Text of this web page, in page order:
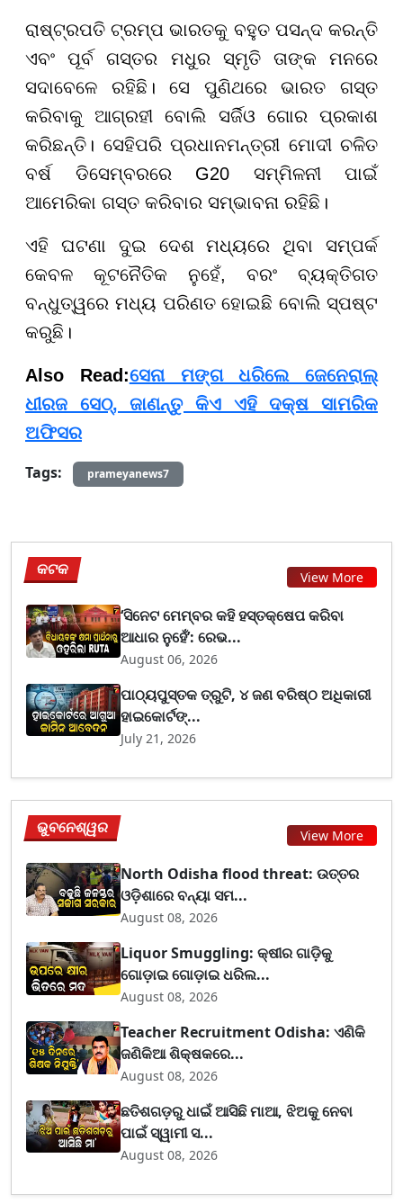
ରାଷ୍ଟ୍ରପତି ଟ୍ରମ୍ପ ଭାରତକୁ ବହୁତ ପସନ୍ଦ କରନ୍ତି
ଏବଂ ପୂର୍ବ ଗସ୍ତର ମଧୁର ସ୍ମୃତି ତାଙ୍କ ମନରେ
ସଦାବେଳେ ରହିଛି। ସେ ପୁଣିଥରେ ଭାରତ ଗସ୍ତ
କରିବାକୁ ଆଗ୍ରହୀ ବୋଲି ସର୍ଜିଓ ଗୋର ପ୍ରକାଶ
କରିଛନ୍ତି। ସେହିପରି ପ୍ରଧାନମନ୍ତ୍ରୀ ମୋଦୀ ଚଳିତ
ବର୍ଷ ଡିସେମ୍ବରରେ G20 ସମ୍ମିଳନୀ ପାଇଁ
ଆମେରିକା ଗସ୍ତ କରିବାର ସମ୍ଭାବନା ରହିଛି।
ଏହି ଘଟଣା ଦୁଇ ଦେଶ ମଧ୍ୟରେ ଥିବା ସମ୍ପର୍କ
କେବଳ କୂଟନୈତିକ ନୁହେଁ, ବରଂ ବ୍ୟକ୍ତିଗତ
ବନ୍ଧୁତ୍ୱରେ ମଧ୍ୟ ପରିଣତ ହୋଇଛି ବୋଲି ସ୍ପଷ୍ଟ
କରୁଛି।
Also Read:ସେନା ମଙ୍ଗ ଧରିଲେ ଜେନେରାଲ୍
ଧୀରଜ ସେଠ୍, ଜାଣନ୍ତୁ କିଏ ଏହି ଦକ୍ଷ ସାମରିକ
ଅଫିସର
Tags:
prameyanews7
କଟକ View More
‘ସିନେଟ ମେମ୍ବର କହି ହସ୍ତକ୍ଷେପ କରିବା
ଆଧାର ନୁହେଁ’: ରେଭ...
August 06, 2026
ପାଠ୍ୟପୁସ୍ତକ ତ୍ରୁଟି, ୪ ଜଣ ବରିଷ୍ଠ ଅଧିକାରୀ
ହାଇକୋର୍ଟଙ୍...
July 21, 2026
ଭୁବନେଶ୍ୱର View More
North Odisha flood threat: ଉତ୍ତର
ଓଡ଼ିଶାରେ ବନ୍ୟା ସମ...
August 08, 2026
Liquor Smuggling: କ୍ଷୀର ଗାଡ଼ିକୁ
ଗୋଡ଼ାଇ ଗୋଡ଼ାଇ ଧରିଲ...
August 08, 2026
Teacher Recruitment Odisha: ଏଣିକି
ଜଣିକିଆ ଶିକ୍ଷକରେ...
August 08, 2026
ଛତିଶଗଡ଼ରୁ ଧାଇଁ ଆସିଛି ମାଆ, ଝିଅକୁ ନେବା
ପାଇଁ ସ୍ୱାମୀ ସ...
August 08, 2026